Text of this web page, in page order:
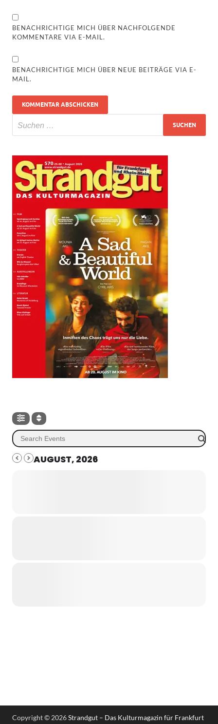
BENACHRICHTIGE MICH ÜBER NACHFOLGENDE
KOMMENTARE VIA E-MAIL.
BENACHRICHTIGE MICH ÜBER NEUE BEITRÄGE VIA E-
MAIL.
AUGUST, 2026
Copyright © 2026Strandgut – Das Kulturmagazin für Frankfurt